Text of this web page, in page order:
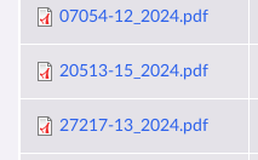
07054-12_2024.pdf
20513-15_2024.pdf
27217-13_2024.pdf